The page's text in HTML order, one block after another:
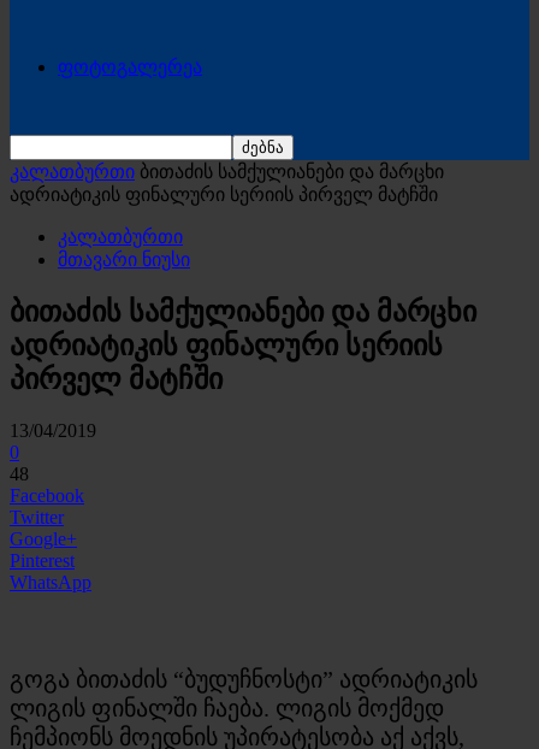
ფოტოგალერეა
კალათბურთი ბითაძის სამქულიანები და მარცხი
ადრიატიკის ფინალური სერიის პირველ მატჩში
კალათბურთი
მთავარი ნიუსი
ბითაძის სამქულიანები და მარცხი
ადრიატიკის ფინალური სერიის
პირველ მატჩში
13/04/2019
0
48
Facebook
Twitter
Google+
Pinterest
WhatsApp
გოგა ბითაძის “ბუდუჩნოსტი” ადრიატიკის
ლიგის ფინალში ჩაება. ლიგის მოქმედ
ჩემპიონს მოედნის უპირატესობა აქ აქვს,